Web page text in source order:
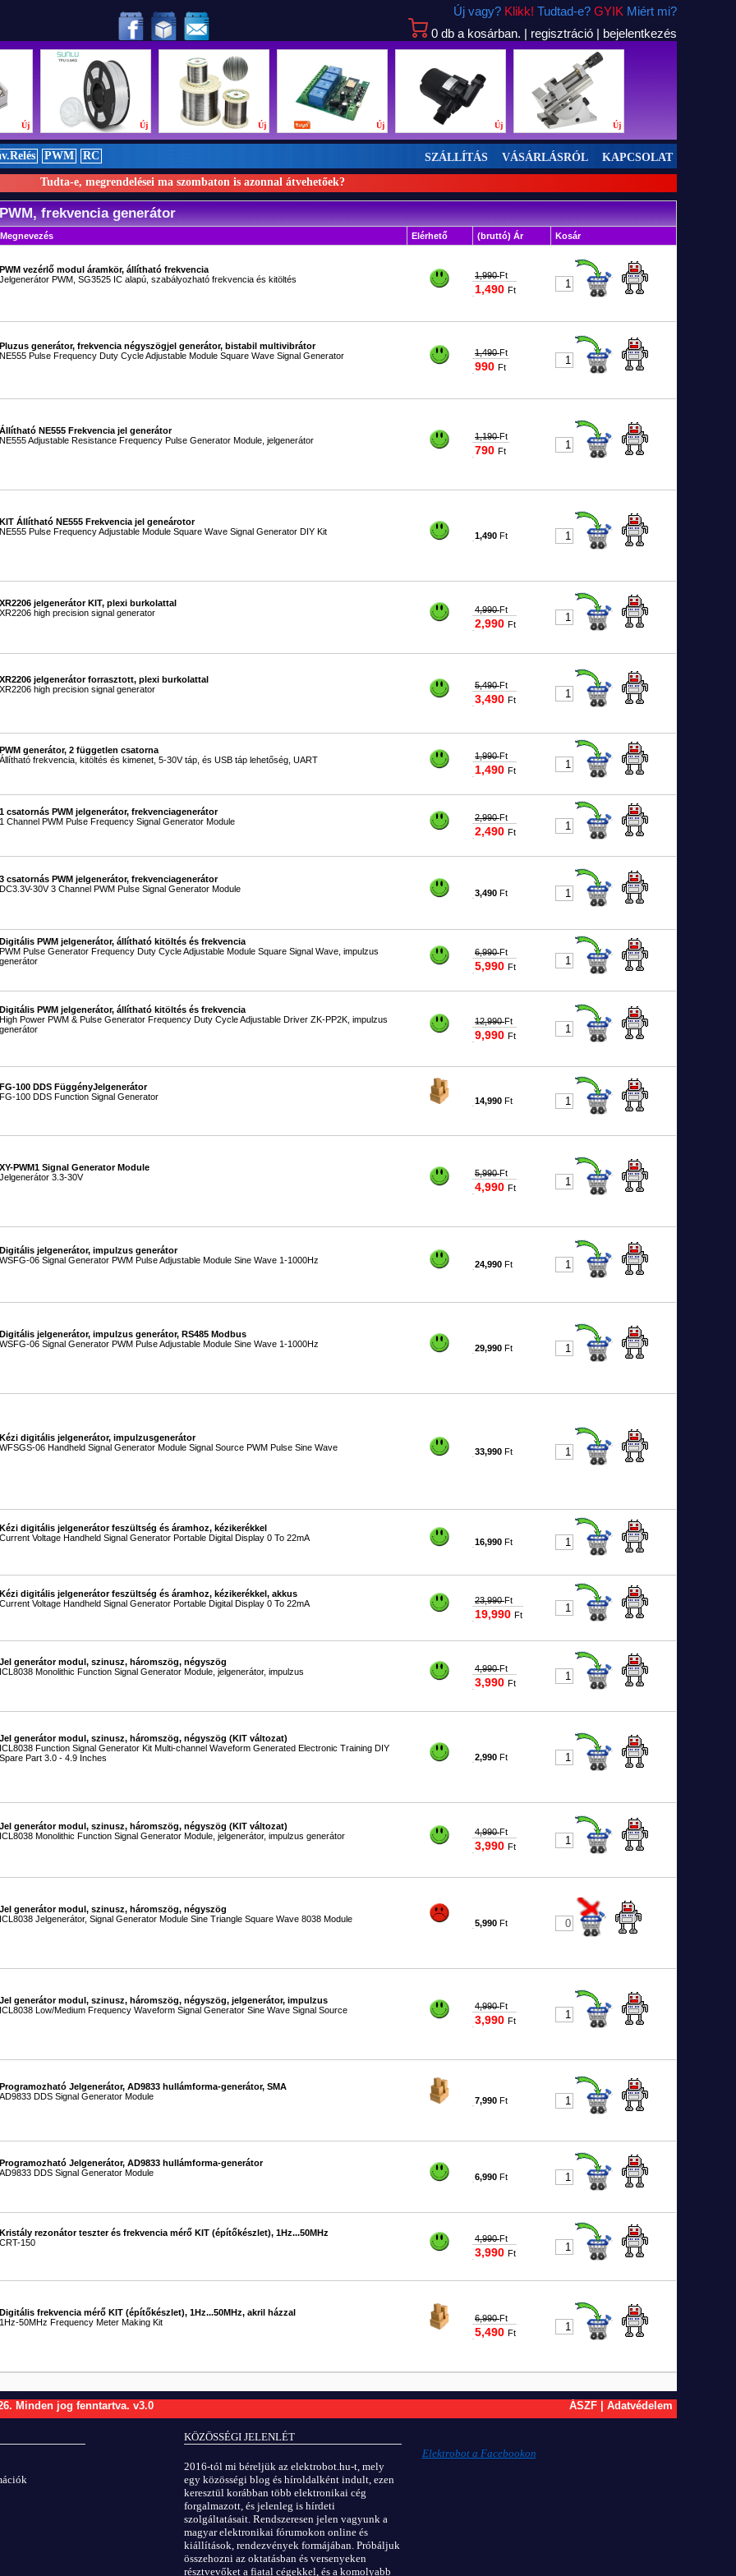
0 db a kosárban. | regisztráció | bejelentkezés
Új vagy? Klikk! Tudtad-e? GYIK Miért mi?
Új Új Új Új Új Új
Tudta-e, megrendelései ma szombaton is azonnal átvehetőek?
PWM RC SZÁLLÍTÁS VÁSÁRLÁSRÓL KAPCSOLAT
frekvencia generátor
Megnevezés Elérhető (bruttó) Ár Kosár
PWM vezérlő modul áramkör, állítható frekvencia
Jelgenerátor PWM, SG3525 IC alapú, szabályozható frekvencia és kitöltés
1,990Ft
1,490 Ft
Pluzus generátor, frekvencia négyszögjel generátor, bistabil multivibrátor
NE555 Pulse Frequency Duty Cycle Adjustable Module Square Wave Signal Generator
1,490Ft
990 Ft
Állítható NE555 Frekvencia jel generátor
NE555 Adjustable Resistance Frequency Pulse Generator Module, jelgenerátor
1,190Ft
790 Ft
KIT Állítható NE555 Frekvencia jel geneárotor
NE555 Pulse Frequency Adjustable Module Square Wave Signal Generator DIY Kit
1,490 Ft
XR2206 jelgenerátor KIT, plexi burkolattal
XR2206 high precision signal generator
4,990Ft
2,990 Ft
XR2206 jelgenerátor forrasztott, plexi burkolattal
XR2206 high precision signal generator
5,490Ft
3,490 Ft
PWM generátor, 2 független csatorna
Állítható frekvencia, kitöltés és kimenet, 5-30V táp, és USB táp lehetőség, UART
1,990Ft
1,490 Ft
1 csatornás PWM jelgenerátor, frekvenciagenerátor
1 Channel PWM Pulse Frequency Signal Generator Module
2,990Ft
2,490 Ft
3 csatornás PWM jelgenerátor, frekvenciagenerátor
DC3.3V-30V 3 Channel PWM Pulse Signal Generator Module
3,490 Ft
Digitális PWM jelgenerátor, állítható kitöltés és frekvencia
PWM Pulse Generator Frequency Duty Cycle Adjustable Module Square Signal Wave, impulzus
generátor
6,990Ft
5,990 Ft
Digitális PWM jelgenerátor, állítható kitöltés és frekvencia
High Power PWM & Pulse Generator Frequency Duty Cycle Adjustable Driver ZK-PP2K, impulzus
generátor
12,990Ft
9,990 Ft
FG-100 DDS FüggényJelgenerátor
FG-100 DDS Function Signal Generator
14,990 Ft
XY-PWM1 Signal Generator Module
Jelgenerátor 3.3-30V
5,990Ft
4,990 Ft
Digitális jelgenerátor, impulzus generátor
WSFG-06 Signal Generator PWM Pulse Adjustable Module Sine Wave 1-1000Hz
24,990 Ft
Digitális jelgenerátor, impulzus generátor, RS485 Modbus
WSFG-06 Signal Generator PWM Pulse Adjustable Module Sine Wave 1-1000Hz
29,990 Ft
Kézi digitális jelgenerátor, impulzusgenerátor
WFSGS-06 Handheld Signal Generator Module Signal Source PWM Pulse Sine Wave
33,990 Ft
Kézi digitális jelgenerátor feszültség és áramhoz, kézikerékkel
Current Voltage Handheld Signal Generator Portable Digital Display 0 To 22mA
16,990 Ft
Kézi digitális jelgenerátor feszültség és áramhoz, kézikerékkel, akkus
Current Voltage Handheld Signal Generator Portable Digital Display 0 To 22mA
23,990Ft
19,990 Ft
Jel generátor modul, szinusz, háromszög, négyszög
ICL8038 Monolithic Function Signal Generator Module, jelgenerátor, impulzus
4,990Ft
3,990 Ft
Jel generátor modul, szinusz, háromszög, négyszög (KIT változat)
ICL8038 Function Signal Generator Kit Multi-channel Waveform Generated Electronic Training DIY
Spare Part 3.0 - 4.9 Inches
2,990 Ft
Jel generátor modul, szinusz, háromszög, négyszög (KIT változat)
ICL8038 Monolithic Function Signal Generator Module, jelgenerátor, impulzus generátor
4,990Ft
3,990 Ft
Jel generátor modul, szinusz, háromszög, négyszög
ICL8038 Jelgenerátor, Signal Generator Module Sine Triangle Square Wave 8038 Module
5,990 Ft
Jel generátor modul, szinusz, háromszög, négyszög, jelgenerátor, impulzus
ICL8038 Low/Medium Frequency Waveform Signal Generator Sine Wave Signal Source
4,990Ft
3,990 Ft
Programozható Jelgenerátor, AD9833 hullámforma-generátor, SMA
AD9833 DDS Signal Generator Module
7,990 Ft
Programozható Jelgenerátor, AD9833 hullámforma-generátor
AD9833 DDS Signal Generator Module
6,990 Ft
Kristály rezonátor teszter és frekvencia mérő KIT (építőkészlet), 1Hz...50MHz
CRT-150
4,990Ft
3,990 Ft
Digitális frekvencia mérő KIT (építőkészlet), 1Hz...50MHz, akril házzal
1Hz-50MHz Frequency Meter Making Kit
6,990Ft
5,490 Ft
Minden jog fenntartva. v3.0 ÁSZF Adatvédelem
KÖZÖSSÉGI JELENLÉT
2016-tól mi béreljük az elektrobot.hu-t, mely
egy közösségi blog és híroldalként indult, ezen
keresztül korábban több elektronikai cég
forgalmazott, és jelenleg is hírdeti
szolgáltatásait. Rendszeresen jelen vagyunk a
magyar elektronikai fórumokon online és
kiállítások, rendezvények formájában. Próbáljuk
összehozni az oktatásban és versenyeken
résztvevőket a fiatal cégekkel, és a komolyabb
Elektrobot a Facebookon